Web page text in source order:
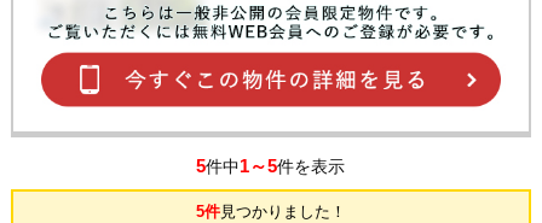
5件中1～5件を表示
5件見つかりました！